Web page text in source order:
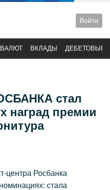
Войти
ВКЛАДЫ ДЕБЕТОВЫЕ
стал
наград премии
центра Росбанка
стала